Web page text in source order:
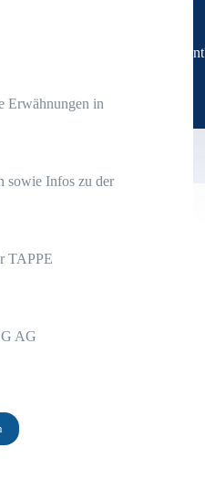
Erwähnungen in
sowie Infos zu der
TAPPE
AG
beträgt 70.748,80 Euro